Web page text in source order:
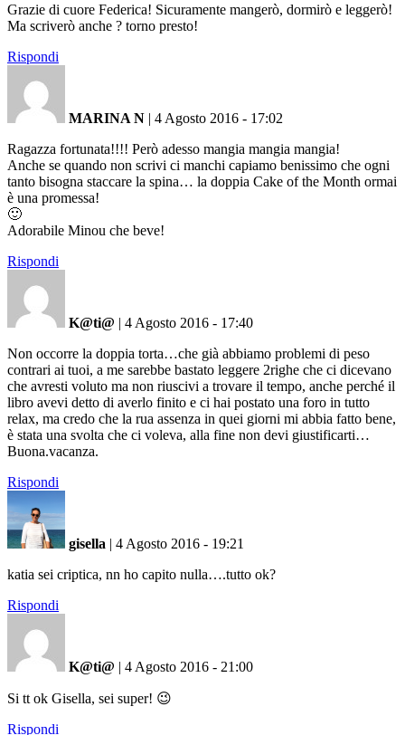
Grazie di cuore Federica! Sicuramente mangerò, dormirò e leggerò!
Ma scriverò anche ? torno presto!
Rispondi
MARINA N | 4 Agosto 2016 - 17:02
Ragazza fortunata!!!! Però adesso mangia mangia mangia!
Anche se quando non scrivi ci manchi capiamo benissimo che ogni
tanto bisogna staccare la spina… la doppia Cake of the Month ormai
è una promessa!
🙂
Adorabile Minou che beve!
Rispondi
K@ti@ | 4 Agosto 2016 - 17:40
Non occorre la doppia torta…che già abbiamo problemi di peso
contrari ai tuoi, a me sarebbe bastato leggere 2righe che ci dicevano
che avresti voluto ma non riuscivi a trovare il tempo, anche perché il
libro avevi detto di averlo finito e ci hai postato una foro in tutto
relax, ma credo che la rua assenza in quei giorni mi abbia fatto bene,
è stata una svolta che ci voleva, alla fine non devi giustificarti…
Buona.vacanza.
Rispondi
gisella | 4 Agosto 2016 - 19:21
katia sei criptica, nn ho capito nulla….tutto ok?
Rispondi
K@ti@ | 4 Agosto 2016 - 21:00
Si tt ok Gisella, sei super! 😉
Rispondi